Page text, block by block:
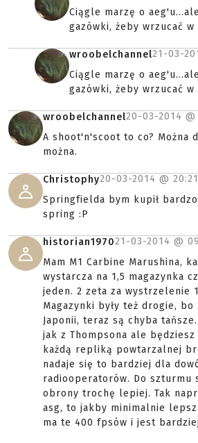
Ciągle marzę o
gazówki, żeby wrzucać w
wroobelchannel21-03-
Ciągle marzę o
gazówki, żeby wrzucać w
wroobelchannel20-03-2014 @
A shoot'n'scoot to co? Można
można.
Christophy20-03-2014 @ 20:21
Springfielda bym kupił
spring :P
historian197021-03-2014 @
Mam M1 Carbine Marushina,
wystarcza na 1,5 magazynka
jeden. 2 zeta za wystrzelenie
Magazynki były też drogie, bo
Japonii, teraz są chyba
jak z Thompsona ale będziesz
każdą repliką powtarzalnej
nadaje się to bardziej dla
radiooperatorów. Do szturmu
obrony trochę lepiej. Tak
asg, to jakby minimalnie
ma te 400 fpsów i jest